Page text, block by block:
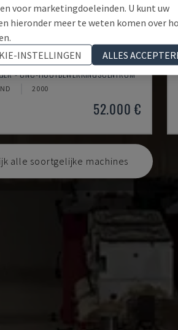
- CNC-HOUTBEWERKINGSCENTRUM
2000
52.000 €
alle soortgelijke machines
voor marketingdoeleinden. U kunt uw
hieronder meer te weten komen over
INSTELLINGEN
ALLES